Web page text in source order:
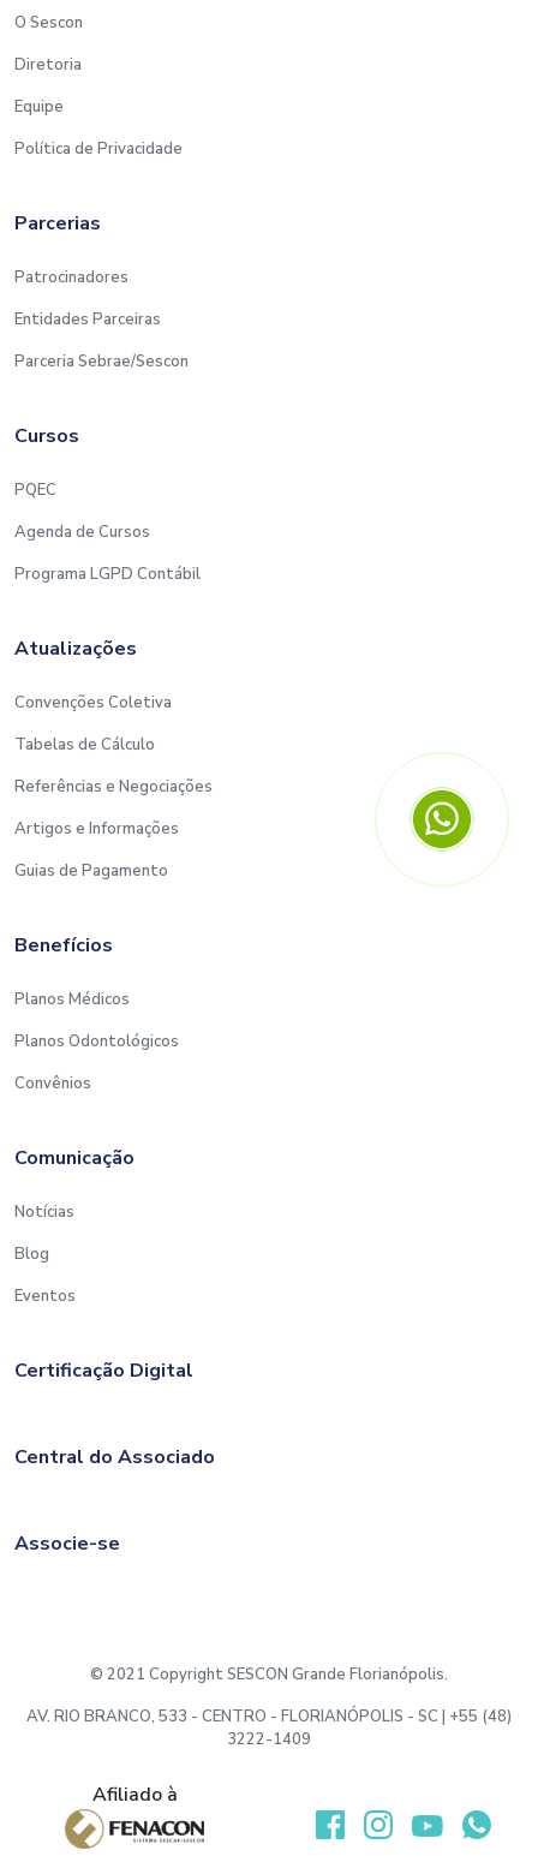
O Sescon
Diretoria
Equipe
Política de Privacidade
Parcerias
Patrocinadores
Entidades Parceiras
Parceria Sebrae/Sescon
Cursos
PQEC
Agenda de Cursos
Programa LGPD Contábil
Atualizações
Convenções Coletiva
Tabelas de Cálculo
Referências e Negociações
Artigos e Informações
Guias de Pagamento
Benefícios
Planos Médicos
Planos Odontológicos
Convênios
Comunicação
Notícias
Blog
Eventos
Certificação Digital
Central do Associado
Associe-se
© 2021 Copyright SESCON Grande Florianópolis.
AV. RIO BRANCO, 533 - CENTRO - FLORIANÓPOLIS - SC | +55 (48)
3222-1409
Afiliado à